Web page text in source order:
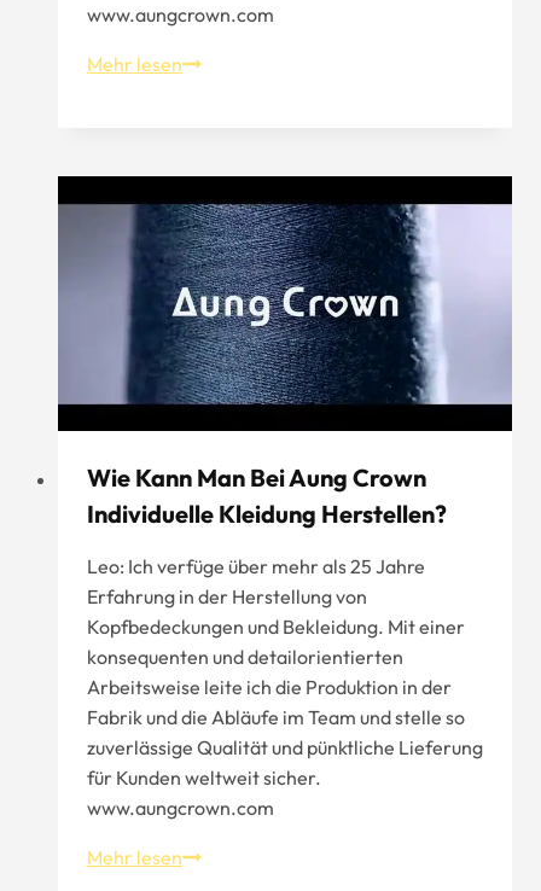
www.aungcrown.com
Mehr lesenBrauche
Wie Kann Man Bei Aung Crown
Individuelle Kleidung Herstellen?
Leo: Ich verfüge über mehr als 25 Jahre
Erfahrung in der Herstellung von
Kopfbedeckungen und Bekleidung. Mit einer
konsequenten und detailorientierten
Arbeitsweise leite ich die Produktion in der
Fabrik und die Abläufe im Team und stelle so
zuverlässige Qualität und pünktliche Lieferung
für Kunden weltweit sicher.
www.aungcrown.com
Mehr lesenWie